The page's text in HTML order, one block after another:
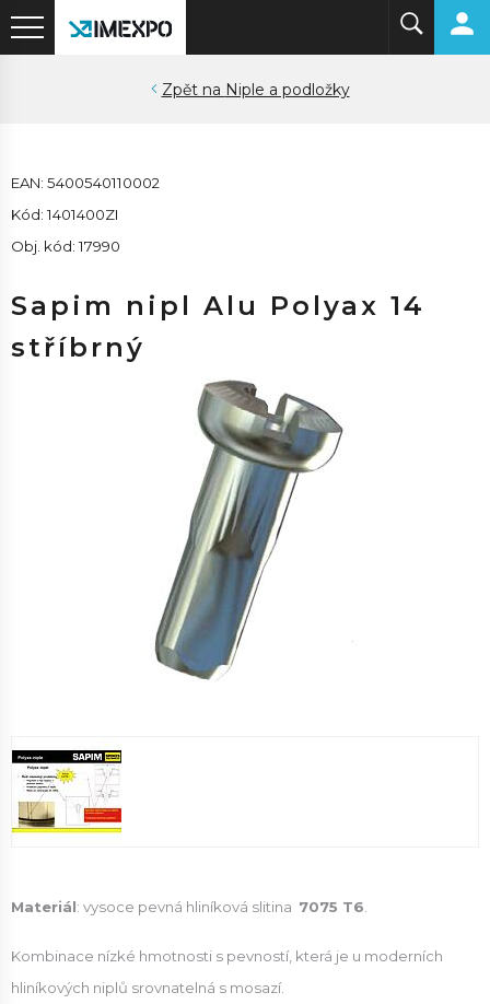
Niple a podložky
EAN: 5400540110002
Kód: 1401400ZI
Obj. kód: 17990
Sapim nipl Alu Polyax 14
stříbrný
Materiál: vysoce pevná hliníková slitina 7075 T6
Kombinace nízké hmotnosti s pevností, která je u moderních
hliníkových niplů srovnatelná s mosazí.